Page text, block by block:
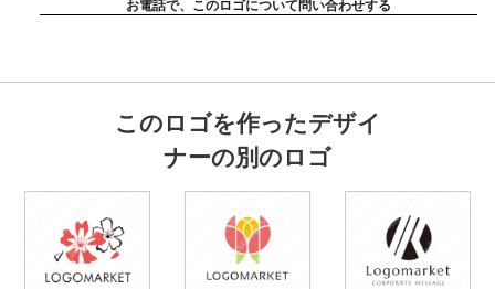
お電話で、このロゴについて問い合わせする
このロゴを作ったデザイ
ナーの別のロゴ